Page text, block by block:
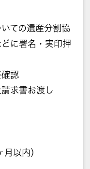
ての遺産分割協
に署名・実印押
認
求書お渡し
以内）